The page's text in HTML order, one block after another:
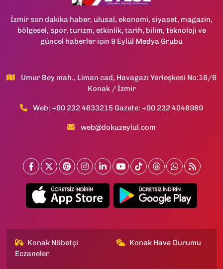
İzmir son dakika haber, ulusal, ekonomi, siyaset, magazin,
bölgesel, spor, turizm, etkinlik, tarih, bilim, teknoloji ve
güncel haberler için 9 Eylül Medya Grubu
Umur Bey mah., Liman cad, Havagazı Yerleşkesi No:16/6
Konak / İzmir
Web: +90 232 4633215 Gazete: +90 232 4048989
web@dokuzeylul.com
Konak Nöbetçi
Eczaneler
Konak Hava Durumu